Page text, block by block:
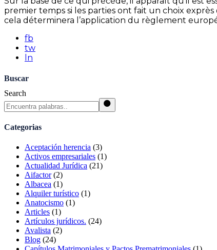
premier temps si les parties ont fait un choix
cela déterminera l’application du règlement
fb
tw
ln
Buscar
Search
Categorias
Aceptación herencia (3)
Activos empresariales (1)
Actualidad Jurídica (21)
Aifactor(2)
Albacea (1)
Alquiler turístico (1)
Anatocismo (1)
Articles (1)
Artículos jurídicos. (24)
Avalista (2)
Blog (24)